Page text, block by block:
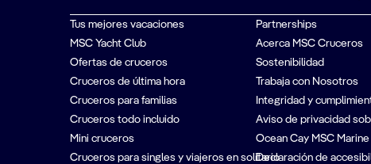
Tus mejores vacaciones
MSC Yacht Club
Ofertas de cruceros
Cruceros de última hora
Cruceros para familias
Cruceros todo incluido
Mini cruceros
Cruceros para singles y viajeros en solitario
Partnerships
Acerca MSC Cruceros
Sostenibilidad
Trabaja con Nosotros
Integridad y
Aviso de privacidad
Ocean Cay MSC
Declaración de